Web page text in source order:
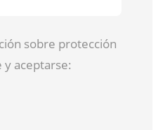
sobre protección
y aceptarse: